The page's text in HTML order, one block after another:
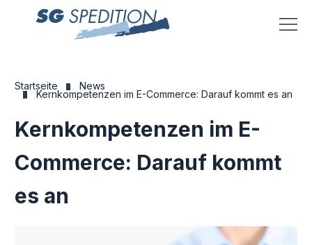
Startseite News
Kernkompetenzen im E-Commerce: Darauf kommt es an
Kernkompetenzen im E-
Commerce: Darauf kommt
es an